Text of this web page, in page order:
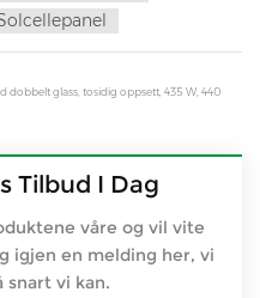
dobbelt glass, tosidig oppsett, 435 W, 440
Tilbud I Dag
våre og vil vite
igjen en melding her, vi
snart vi kan.